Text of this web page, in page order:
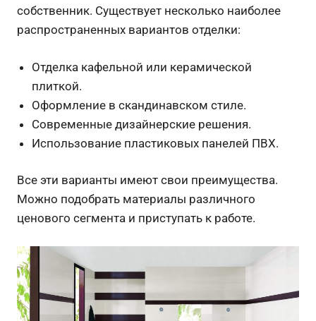
собственник. Существует несколько наиболее
распространенных вариантов отделки:
Отделка кафельной или керамической
плиткой.
Оформление в скандинавском стиле.
Современные дизайнерские решения.
Использование пластиковых панелей ПВХ.
Все эти варианты имеют свои преимущества.
Можно подобрать материалы различного
ценового сегмента и приступать к работе.